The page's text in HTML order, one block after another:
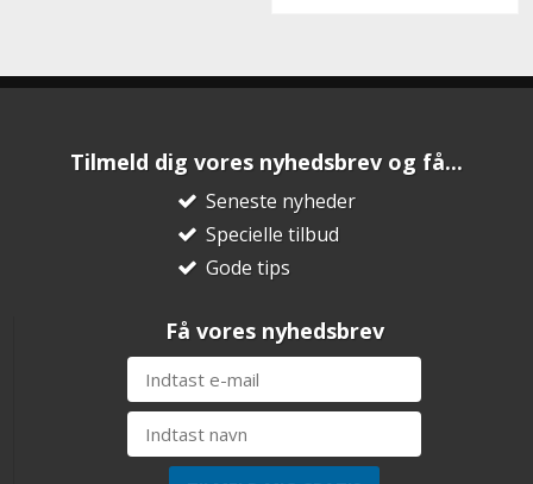
Tilmeld dig vores nyhedsbrev og få...
Seneste nyheder
Specielle tilbud
Gode tips
Få vores nyhedsbrev